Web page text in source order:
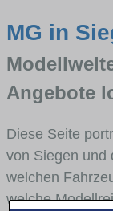
MG in
Angebote
Diese Seite
von Siegen und
welchen
welche